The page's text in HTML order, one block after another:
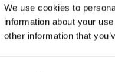
We use cookies to
information about your
other information that
5754